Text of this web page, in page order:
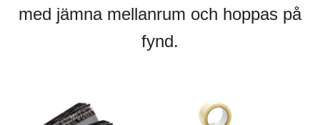
med jämna mellanrum och hoppas på
fynd.